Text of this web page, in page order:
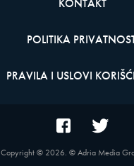
KONTAKT
POLITIKA
PRAVILA I USLOVI
Copyright © 2026. © Adria Media